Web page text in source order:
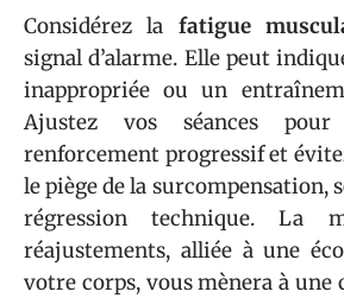
Considérez la fatigue
signal d’alarme. Elle peut
inappropriée ou un
Ajustez vos séances
renforcement progressif et
le piège de la surcompensation,
régression technique. La
réajustements, alliée à une
votre corps, vous mènera à une